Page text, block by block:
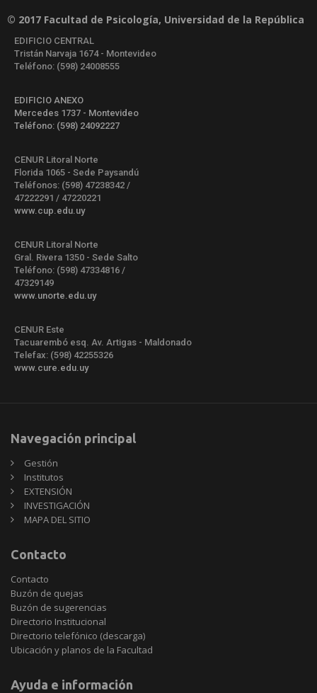
© 2017 Facultad de Psicología, Universidad de la República
EDIFICIO CENTRAL
Tristán Narvaja 1674 - Montevideo
Teléfono: (598) 24008555
EDIFICIO ANEXO
Mercedes 1737 - Montevideo
Teléfono: (598) 24092227
CENUR Litoral Norte
Florida 1065 - Sede Paysandú
Teléfonos: (598) 47238342 /
47222291 / 47220221
www.cup.edu.uy
CENUR Litoral Norte
Gral. Rivera 1350 - Sede Salto
Teléfono: (598) 47334816 /
47329149
www.unorte.edu.uy
CENUR Este
Tacuarembó esq. Av. Artigas - Maldonado
Telefax: (598) 42255326
www.cure.edu.uy
Navegación principal
Gestión
Institutos
EXTENSIÓN
INVESTIGACIÓN
MAPA DEL SITIO
Contacto
Contacto
Buzón de quejas
Buzón de sugerencias
Directorio Institucional
Directorio telefónico (descarga)
Ubicación y planos de la Facultad
Ayuda e información